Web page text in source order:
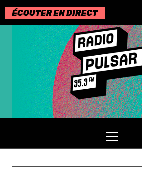
Passer
au
contenu
principal